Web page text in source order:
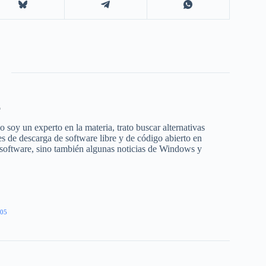
soy un experto en la materia, trato buscar alternativas
de descarga de software libre y de código abierto en
sino también algunas noticias de Windows y